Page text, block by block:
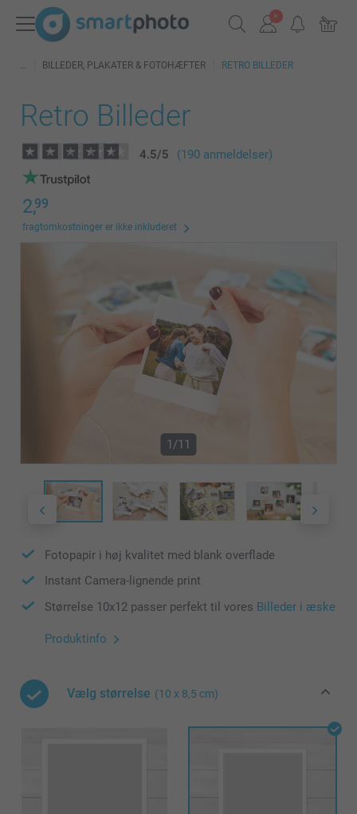
BILLEDER, PLAKATER & FOTOHÆFTER RETRO BILLEDER
Retro Billeder
4.5/5 (190 anmeldelser)
2,99
fragtomkostninger er ikke inkluderet
1/11
Fotopapir i høj kvalitet med blank overflade
Instant Camera-lignende print
Størrelse 10x12 passer perfekt til vores Billeder i æske
Produktinfo
Vælg størrelse (10 x 8,5 cm)